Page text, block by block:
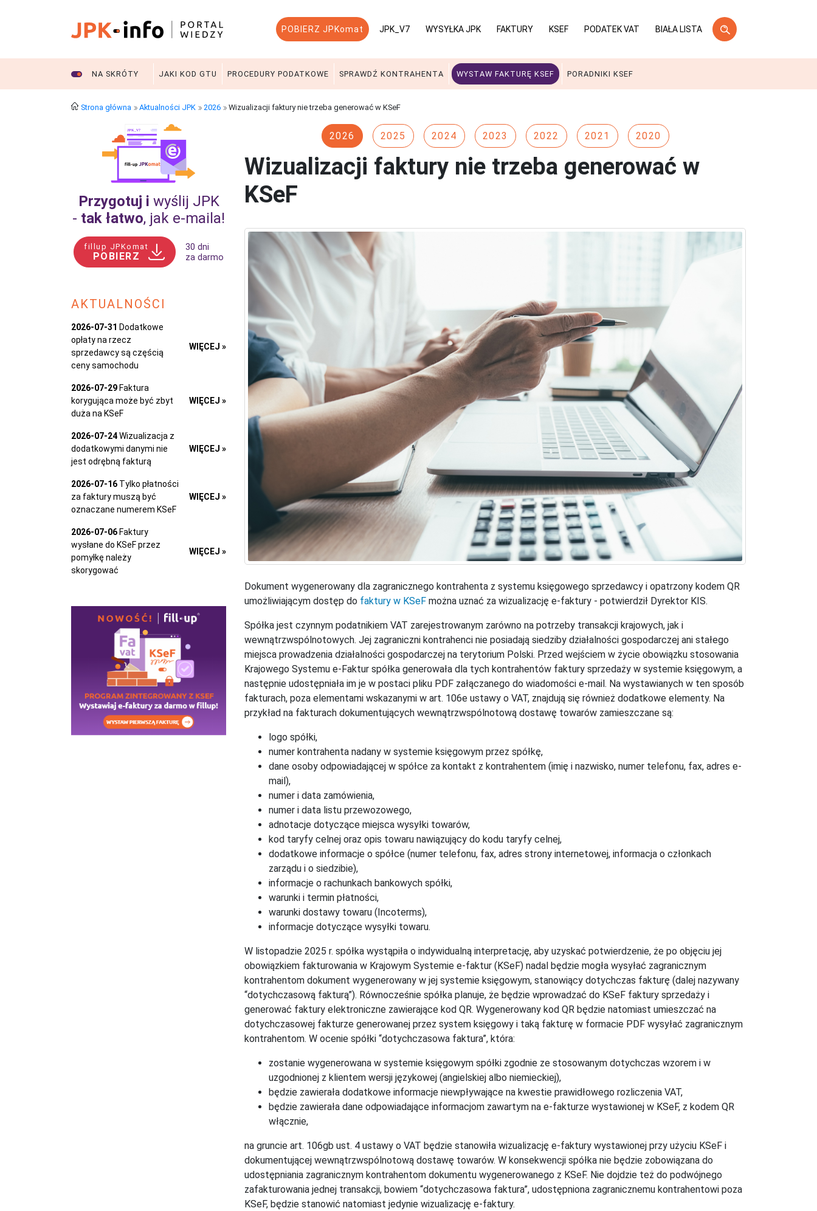
POBIERZ JPKomat JPK_V7 WYSYŁKA JPK FAKTURY KSEF PODATEK VAT BIAŁA LISTA
NA SKRÓTY JAKI KOD GTU PROCEDURY PODATKOWE SPRAWDŹ KONTRAHENTA WYSTAW FAKTURĘ KSEF PORADNIKI KSEF
Strona główna Aktualności JPK 2026 Wizualizacji faktury nie trzeba generować w KSeF
Przygotuj i wyślij JPK
- tak łatwo, jak e‑maila!
fillup JPKomat
POBIERZ
30 dni
za darmo
AKTUALNOŚCI
2026-07-31 Dodatkowe
opłaty na rzecz
sprzedawcy są częścią
ceny samochodu
WIĘCEJ »
2026-07-29 Faktura
korygująca może być zbyt
duża na KSeF
WIĘCEJ »
2026-07-24Wizualizacja z
dodatkowymi danymi nie
jest odrębną fakturą
WIĘCEJ »
2026-07-16 Tylko płatności
za faktury muszą być
oznaczane numerem KSeF
WIĘCEJ »
2026-07-06 Faktury
wysłane do KSeF przez
pomyłkę należy
skorygować
WIĘCEJ »
2026 2025 2024 2023 2022 2021 2020
Wizualizacji faktury nie trzeba generować w
KSeF
Dokument wygenerowany dla zagranicznego kontrahenta z systemu księgowego sprzedawcy i opatrzony kodem QR
umożliwiającym dostęp do faktury w KSeF można uznać za wizualizację e-faktury - potwierdził Dyrektor KIS.
Spółka jest czynnym podatnikiem VAT zarejestrowanym zarówno na potrzeby transakcji krajowych, jak i
wewnątrzwspólnotowych. Jej zagraniczni kontrahenci nie posiadają siedziby działalności gospodarczej ani stałego
miejsca prowadzenia działalności gospodarczej na terytorium Polski. Przed wejściem w życie obowiązku stosowania
Krajowego Systemu e-Faktur spółka generowała dla tych kontrahentów faktury sprzedaży w systemie księgowym, a
następnie udostępniała im je w postaci pliku PDF załączanego do wiadomości e-mail. Na wystawianych w ten sposób
fakturach, poza elementami wskazanymi w art. 106e ustawy o VAT, znajdują się również dodatkowe elementy. Na
przykład na fakturach dokumentujących wewnątrzwspólnotową dostawę towarów zamieszczane są:
logo spółki,
numer kontrahenta nadany w systemie księgowym przez spółkę,
dane osoby odpowiadającej w spółce za kontakt z kontrahentem (imię i nazwisko, numer telefonu, fax, adres e-
mail),
numer i data zamówienia,
numer i data listu przewozowego,
adnotacje dotyczące miejsca wysyłki towarów,
kod taryfy celnej oraz opis towaru nawiązujący do kodu taryfy celnej,
dodatkowe informacje o spółce (numer telefonu, fax, adres strony internetowej, informacja o członkach
zarządu i o siedzibie),
informacje o rachunkach bankowych spółki,
warunki i termin płatności,
warunki dostawy towaru (Incoterms),
informacje dotyczące wysyłki towaru.
W listopadzie 2025 r. spółka wystąpiła o indywidualną interpretację, aby uzyskać potwierdzenie, że po objęciu jej
obowiązkiem fakturowania w Krajowym Systemie e-faktur (KSeF) nadal będzie mogła wysyłać zagranicznym
kontrahentom dokument wygenerowany w jej systemie księgowym, stanowiący dotychczas fakturę (dalej nazywany
“dotychczasową fakturą”). Równocześnie spółka planuje, że będzie wprowadzać do KSeF faktury sprzedaży i
generować faktury elektroniczne zawierające kod QR. Wygenerowany kod QR będzie natomiast umieszczać na
dotychczasowej fakturze generowanej przez system księgowy i taką fakturę w formacie PDF wysyłać zagranicznym
kontrahentom. W ocenie spółki “dotychczasowa faktura”, która:
zostanie wygenerowana w systemie księgowym spółki zgodnie ze stosowanym dotychczas wzorem i w
uzgodnionej z klientem wersji językowej (angielskiej albo niemieckiej),
będzie zawierała dodatkowe informacje niewpływające na kwestie prawidłowego rozliczenia VAT,
będzie zawierała dane odpowiadające informacjom zawartym na e-fakturze wystawionej w KSeF, z kodem QR
włącznie,
na gruncie art. 106gb ust. 4 ustawy o VAT będzie stanowiła wizualizację e-faktury wystawionej przy użyciu KSeF i
dokumentującej wewnątrzwspólnotową dostawę towarów. W konsekwencji spółka nie będzie zobowiązana do
udostępniania zagranicznym kontrahentom dokumentu wygenerowanego z KSeF. Nie dojdzie też do podwójnego
zafakturowania jednej transakcji, bowiem “dotychczasowa faktura”, udostępniona zagranicznemu kontrahentowi poza
KSeF, będzie stanowić natomiast jedynie wizualizację e-faktury.